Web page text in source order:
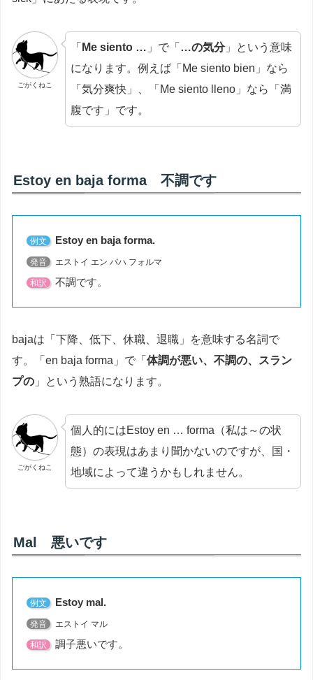
ごがくねこ
「 Me siento … 」で「 …の気分」という意味
になります。例えば「Me siento bien」なら
「気分爽快」、「Me siento lleno」なら「満
腹です」です。
Estoy en baja forma 不調です
例文 Estoy en baja forma.
発音 エストイ エン バハ フォルマ
和訳 不調です。
bajaは「下降、低下、休職、退職」を意味する名詞で
す。「en baja forma」で「 体調が悪い、不調の、スラン
プの 」という熟語になります。
ごがくねこ
個人的にはEstoy en … forma（私は～の状
態）の表現はあまり聞かないのですが、国・
地域によって違うかもしれません。
Mal 悪いです
例文 Estoy mal.
発音 エストイ マル
和訳 調子悪いです。